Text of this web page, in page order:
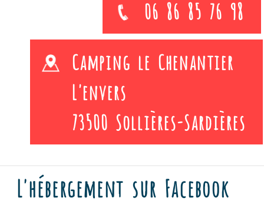
06 86 85 76 98
Camping le Chenantier
L'envers
73500 Sollières-Sardières
L'hébergement sur Facebook